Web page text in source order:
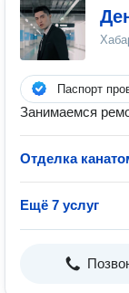
Паспорт
Занимаемся
Отделка
Ещё 7 услуг